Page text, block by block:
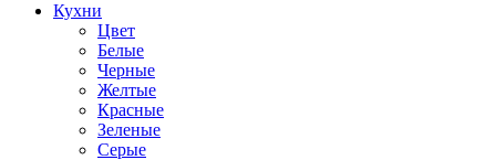
Кухни
Цвет
Белые
Черные
Желтые
Красные
Зеленые
Серые